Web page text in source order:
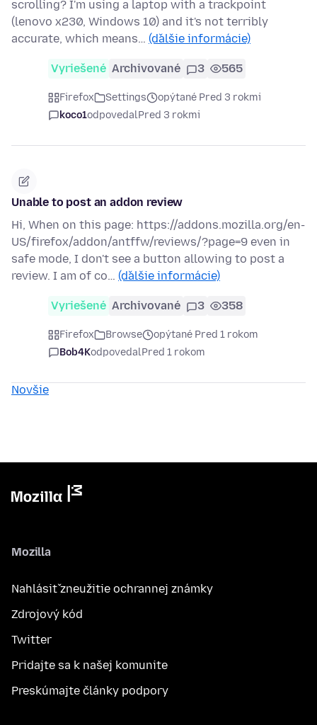
scrolling? I'm using a laptop with a trackpoint
(lenovo x230, Windows 10) and it's not terribly
accurate, which means… (ďalšie informácie)
Vyriešené Archivované 3 565
Firefox Settings
opýtané Pred 3 rokmi
koco1odpovedalPred 3 rokmi
Unable to post an addon review
Hi, When on this page: https://addons.mozilla.org/en-
US/firefox/addon/antffw/reviews/?page=9 even in
safe mode, I don't see a button allowing to post a
review. I am of co… (ďalšie informácie)
Vyriešené Archivované 3 358
Firefox Browse
opýtané Pred 1 rokom
Bob4KodpovedalPred 1 rokom
Novšie
Mozilla
Nahlásiť zneužitie ochrannej známky
Zdrojový kód
Twitter
Pridajte sa k našej komunite
Preskúmajte články podpory